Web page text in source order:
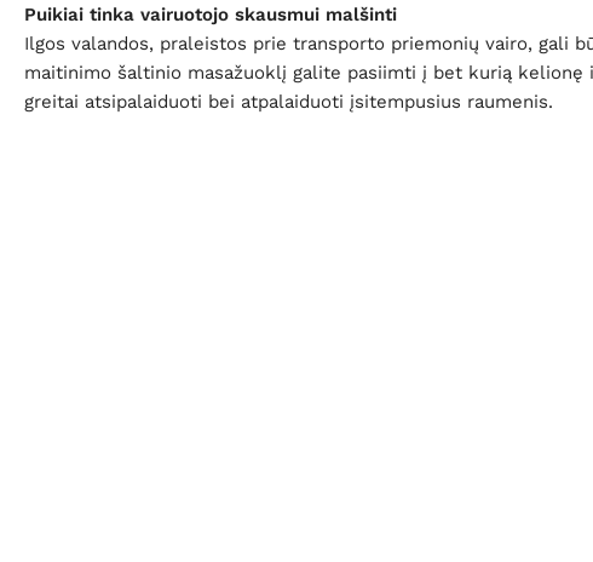
Puikiai tinka vairuotojo skausmui malšinti
Ilgos valandos, praleistos prie transporto priemonių vairo, gali
maitinimo šaltinio masažuoklį galite pasiimti į bet kurią
greitai atsipalaiduoti bei atpalaiduoti įsitempusius raumenis.